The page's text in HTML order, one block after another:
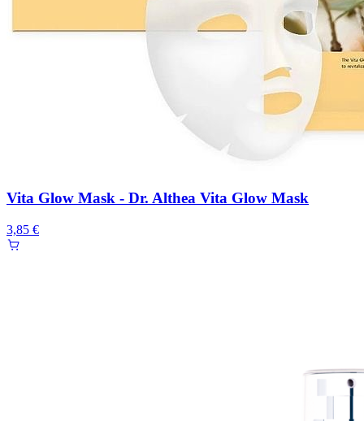
Vita Glow Mask - Dr. Althea Vita Glow Mask
3,85 €